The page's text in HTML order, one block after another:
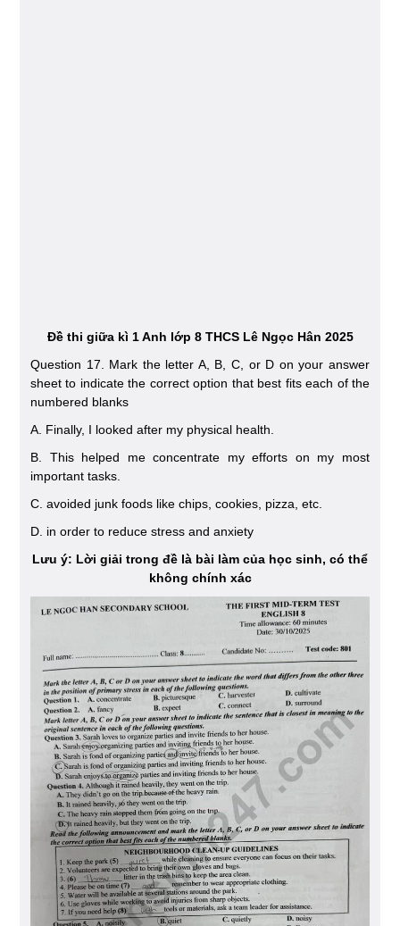
Đề thi giữa kì 1 Anh lớp 8 THCS Lê Ngọc Hân 2025
Question 17. Mark the letter A, B, C, or D on your answer
sheet to indicate the correct option that best fits each of the
numbered blanks
A. Finally, I looked after my physical health.
B. This helped me concentrate my efforts on my most
important tasks.
C. avoided junk foods like chips, cookies, pizza, etc.
D. in order to reduce stress and anxiety
Lưu ý: Lời giải trong đề là bài làm của học sinh, có thể
không chính xác